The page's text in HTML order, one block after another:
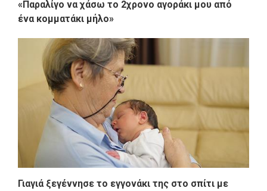
«Παραλίγο να χάσω το 2χρονο αγοράκι μου από
ένα κομματάκι μήλο»
Γιαγιά ξεγέννησε το εγγoνάκι της στο σπίτι με